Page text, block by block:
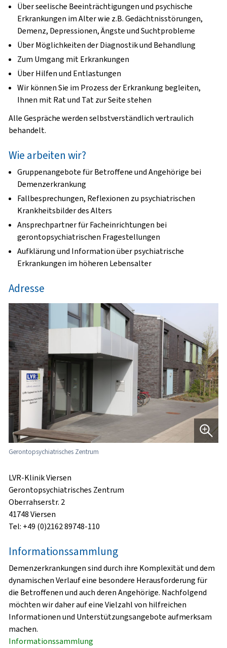
Über seelische Beeinträchtigungen und psychische
Erkrankungen im Alter wie z.B. Gedächtnisstörungen,
Demenz, Depressionen, Ängste und Suchtprobleme
Über Möglichkeiten der Diagnostik und Behandlung
Zum Umgang mit Erkrankungen
Über Hilfen und Entlastungen
Wir können Sie im Prozess der Erkrankung begleiten,
Ihnen mit Rat und Tat zur Seite stehen
Alle Gespräche werden selbstverständlich vertraulich
behandelt.
Wie arbeiten wir?
Gruppenangebote für Betroffene und Angehörige bei
Demenzerkrankung
Fallbesprechungen, Reflexionen zu psychiatrischen
Krankheitsbilder des Alters
Ansprechpartner für Facheinrichtungen bei
gerontopsychiatrischen Fragestellungen
Aufklärung und Information über psychiatrische
Erkrankungen im höheren Lebensalter
Adresse
Gerontopsychiatrisches Zentrum
LVR-Klinik Viersen
Gerontopsychiatrisches Zentrum
Oberrahserstr. 2
41748 Viersen
Tel: +49 (0)2162 89748-110
Informationssammlung
Demenzerkrankungen sind durch ihre Komplexität und dem
dynamischen Verlauf eine besondere Herausforderung für
die Betroffenen und auch deren Angehörige. Nachfolgend
möchten wir daher auf eine Vielzahl von hilfreichen
Informationen und Unterstützungsangebote aufmerksam
machen.
Informationssammlung